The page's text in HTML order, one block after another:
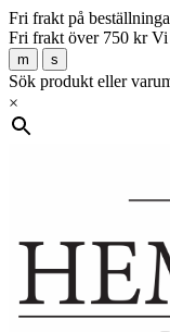
Fri frakt på
Fri frakt över 750 kr Vi
m s
Sök produkt eller
×